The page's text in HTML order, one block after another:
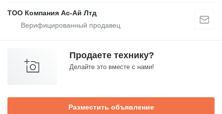
ТОО Компания Ас-Ай Лтд
Продаете технику?
Делайте это вместе с нами!
Разместить объявление